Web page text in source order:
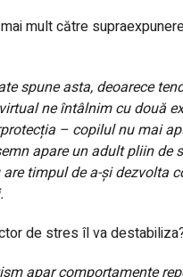
mult către
spune asta, deoarece
ne întâlnim cu două
– copilul nu mai
apare un adult pliin de
are timpul de a-și dezvolta
de stres îl va